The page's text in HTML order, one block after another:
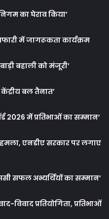
का घेराव किया’
में जागरूकता कार्यक्रम
बहाली को मंजूरी’
बल तैनात’
2026 में प्रतिभाओं का सम्मान’
एनडीए सरकार पर लगाए
सफल अभ्यर्थियों का सम्मान’
विवाद प्रतियोगिता, प्रतिभाओं